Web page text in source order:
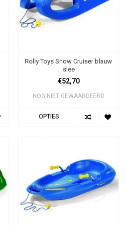
Rolly Toys Snow Cruiser blauw
slee
€52,70
NOG NIET GEWAARDEERD
OPTIES